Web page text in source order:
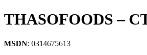
THASOFOODS –
MSDN: 0314675613